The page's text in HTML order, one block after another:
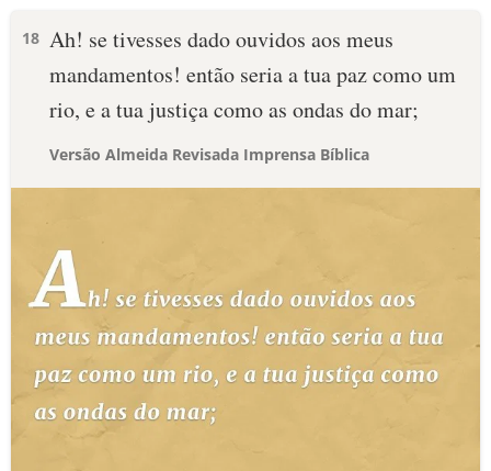
18 Ah! se tivesses dado ouvidos aos meus
mandamentos! então seria a tua paz como um
rio, e a tua justiça como as ondas do mar;
Versão Almeida Revisada Imprensa Bíblica